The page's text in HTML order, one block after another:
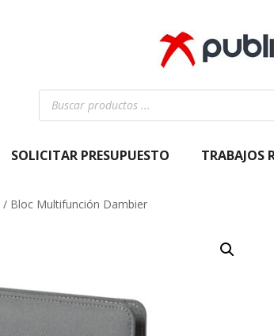
Búsqueda
productos
SOLICITAR PRESUPUESTO TRABAJOS
/ Bloc Multifunción Dambier